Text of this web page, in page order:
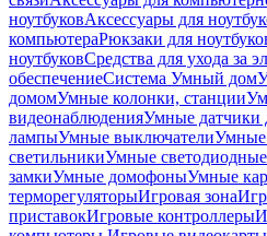
ноутбуковАксессуары для
компьютераРюкзаки для
ноутбуковСредства для ухода за
обеспечениеСистема Умный дом
домомУмные колонки, станции
видеонаблюденияУмные датчики
лампыУмные выключателиУмные
светильникиУмные
замкиУмные домофоныУмные
терморегуляторыИгровая зона
приставокИгровые контроллеры